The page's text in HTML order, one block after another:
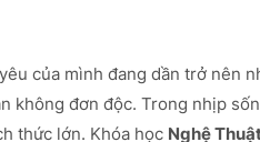
của mình đang dần trở nên
không đơn độc. Trong nhịp
thức lớn. Khóa học Nghệ